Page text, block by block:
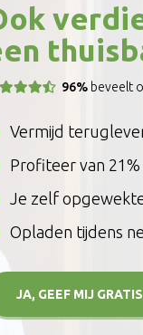
96%beveelt
Vermijd
Profiteer van
Je zelf
Opladen tijdens
JA, GEEF MIJ